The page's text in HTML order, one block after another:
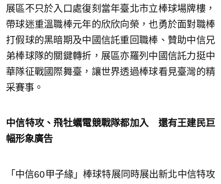
展區不只於入口處復刻當年臺北市立棒球場牌樓，
帶球迷重溫職棒元年的欣欣向榮，也勇於面對職棒
打假球的黑暗期及中國信託重回職棒、贊助中信兄
弟棒球隊的關鍵轉折，展區亦羅列中國信託力挺中
華隊征戰國際舞臺，讓世界透過棒球看見臺灣的精
采賽事。
中信特攻、飛牡蠣電競戰隊都加入 還有王建民巨
幅形象廣告
「中信60甲子緣」棒球特展同時展出新北中信特攻